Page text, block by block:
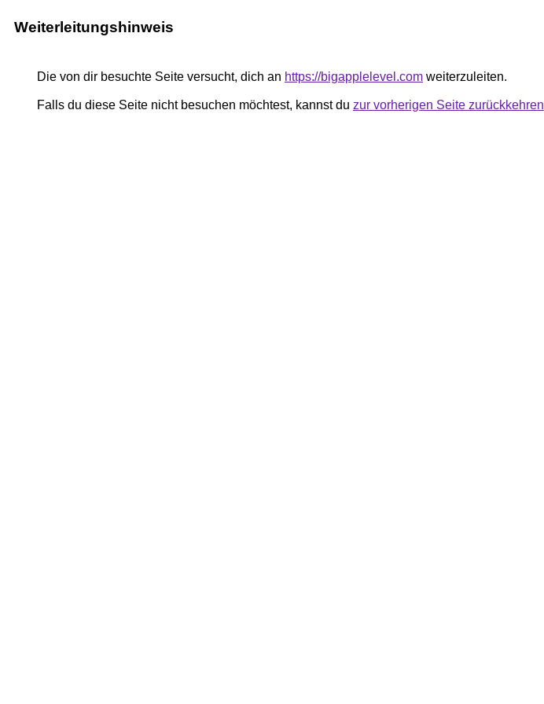
Weiterleitungshinweis
Die von dir besuchte Seite versucht, dich an https://bigapplelevel.com weiterzuleiten.
Falls du diese Seite nicht besuchen möchtest, kannst du zur vorherigen Seite zurückkehren